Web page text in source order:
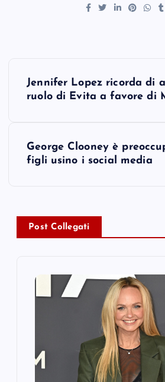
a
v
Jennifer Lopez ricorda di
ruolo di Evita a favore di
George Clooney è
figli usino i social media
Post Collegati